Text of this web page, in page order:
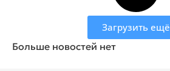
Загрузить ещё
Больше новостей нет